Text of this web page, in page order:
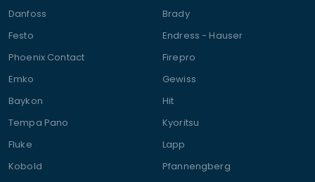
Danfoss
Festo
Phoenix Contact
Emko
Baykon
Tempa Pano
Fluke
Kobold
Brady
Endress - Hauser
Firepro
Gewiss
Hit
Kyoritsu
Lapp
Pfannengberg